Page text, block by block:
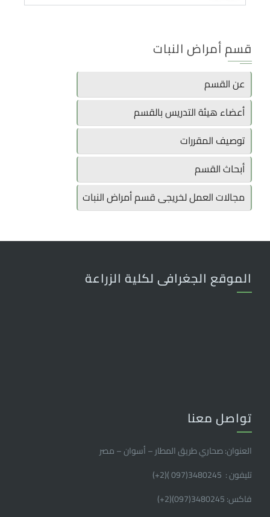
قسم أمراض النبات
عن القسم
أعضاء هيئة التدريس بالقسم
توصيف المقررات
أبحاث القسم
مجالات العمل لخريجى قسم أمراض النبات
الموقع الجغرافى لكلية الزراعة
تواصل معنا
العنوان: صحاري طريق المطار – أسوان – مصر
تليفون : 3480245(097 )(2
+
)
فاكس: 3480245(097)(2
+
)